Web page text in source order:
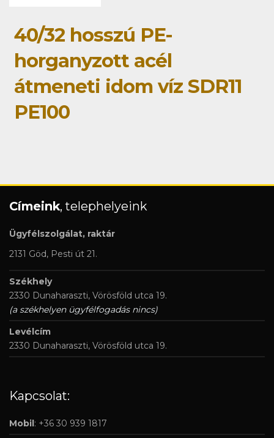
40/32 hosszú PE-
horganyzott acél
átmeneti idom víz SDR11
PE100
Címeink, telephelyeink
Ügyfélszolgálat, raktár
2131 Göd, Pesti út 21.
Székhely
2330 Dunaharaszti, Vörösföld utca 19.
(a székhelyen ügyfélfogadás nincs)
Levélcím
2330 Dunaharaszti, Vörösföld utca 19.
Kapcsolat:
Mobil : +36 30 939 1817